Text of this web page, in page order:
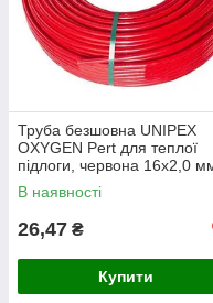
Труба безшовна UNIPEX
OXYGEN Pert для теплої
підлоги, червона 16х2,0
В наявності
26,47 ₴
Купити